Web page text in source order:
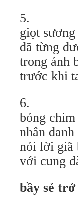
5.
giọt
đã từng
trong ánh
trước khi
6.
bóng
nhân
nói lời giã
với cung
bầy sẻ trở